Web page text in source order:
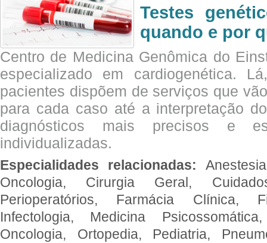
Testes
quando e por
Centro de Medicina Genômica do
especializado em cardiogenética.
pacientes dispõem de serviços que
para cada caso até a interpretação
diagnósticos mais precisos e
individualizadas.
Especialidades relacionadas:
Oncologia, Cirurgia Geral,
Perioperatórios, Farmácia Clínica,
Infectologia, Medicina
Oncologia, Ortopedia, Pediatria,